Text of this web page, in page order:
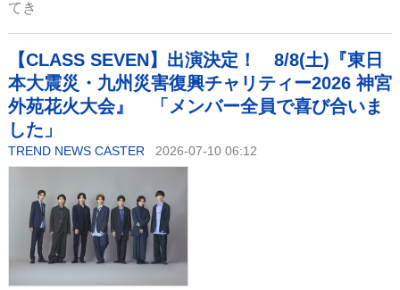
てき
【CLASS SEVEN】出演決定！ 8/8(土)『東日
本大震災・九州災害復興チャリティー2026 神宮
外苑花火大会』 「メンバー全員で喜び合いま
した」
TREND NEWS CASTER 2026-07-10 06:12